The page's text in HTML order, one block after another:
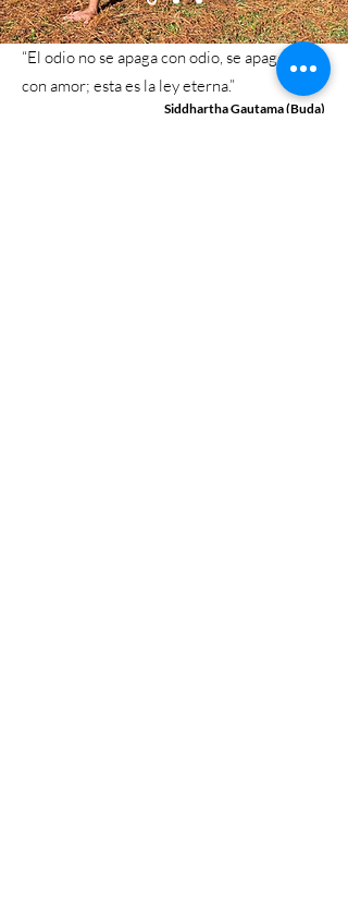
“El odio no se apaga con odio, se apaga solo
con amor; esta es la ley eterna.”
Siddhartha Gautama (Buda)